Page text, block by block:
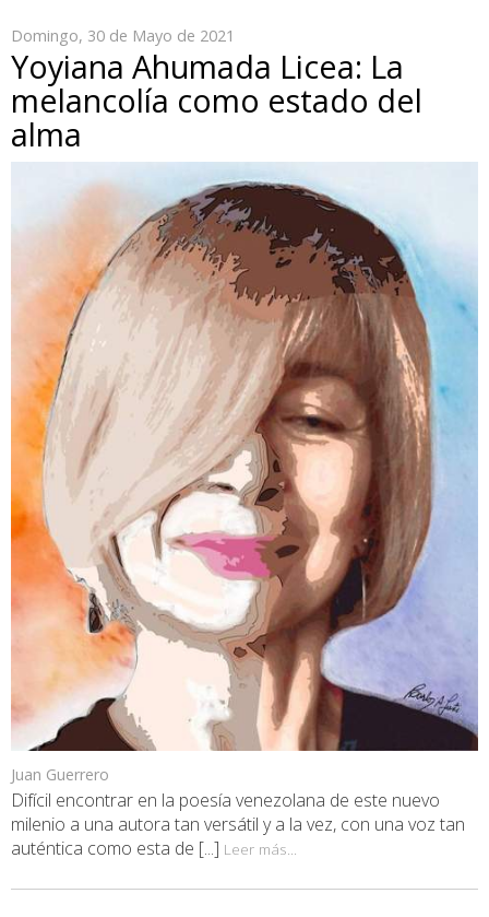
Domingo, 30 de Mayo de 2021
Yoyiana Ahumada Licea: La
melancolía como estado del
alma
Juan Guerrero
Difícil encontrar en la poesía venezolana de este nuevo
milenio a una autora tan versátil y a la vez, con una voz tan
auténtica como esta de [...] Leer más...